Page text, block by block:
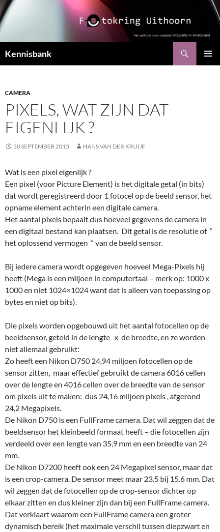
Ga
naar
de
inhoud
Kennisbank
CAMERA
PIXELS, WAT ZIJN DAT
EIGENLIJK ?
30 SEPTEMBER 2015 HANS VAN DER KRUIJF
Wat is een pixel eigenlijk ?
Een pixel (voor Picture Element) is het digitale getal (in bits)
dat wordt geregistreerd door 1 fotocel op de beeld sensor, het
opname element achterin een digitale camera.
Het aantal pixels bepaalt dus hoeveel gegevens de camera in
een digitaal bestand kan plaatsen. Dit getal is de resolutie of ”
het oplossend vermogen ” van de beeld sensor.
Bij iedere camera wordt opgegeven hoeveel Mega-Pixels hij
heeft (Mega is een miljoen in computertaal – merk op: 1000 x
1000 en niet 1024×1024 want dat is alleen van toepassing op
bytes en niet op bits).
Die pixels worden opgebouwd uit het aantal fotocellen op de
beeldsensor, geteld in de lengte x de breedte, en ze worden
niet allemaal gebruikt:
Zo heeft een Nikon D750 24,94 miljoen fotocellen op de
sensor zitten, maar effectief gebruikt de camera 6016 cellen
over de lengte en 4016 cellen over de breedte van de sensor
om pixels uit te maken: dus 24,16 miljoen pixels , afgerond
24,2 Megapixels.
De Nikon D750 is een FullFrame camera. Dat wil zeggen dat de
beeldsensor het kleinbeeld formaat heeft – die fotocellen zijn
verdeeld over een lengte van 35,9 mm en een breedte van 24
mm.
De Nikon D7200 heeft ook een 24 Megapixel sensor, maar dat
is een crop-camera. De sensor meet maar 23.5 bij 15.6 mm. Dat
wil zeggen dat de fotocellen op de crop-sensor dichter op
elkaar zitten en dus kleiner zijn dan bij een FullFrame camera.
Dat verklaart waarom een FullFrame camera een groter
dynamisch bereik (het maximale verschil tussen diepzwart en